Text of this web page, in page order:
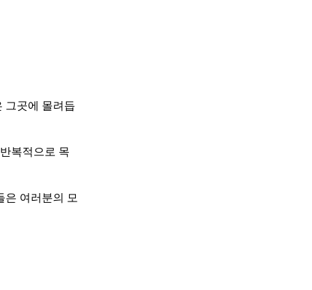
그곳에 몰려듭
복적으로 목
은 여러분의 모